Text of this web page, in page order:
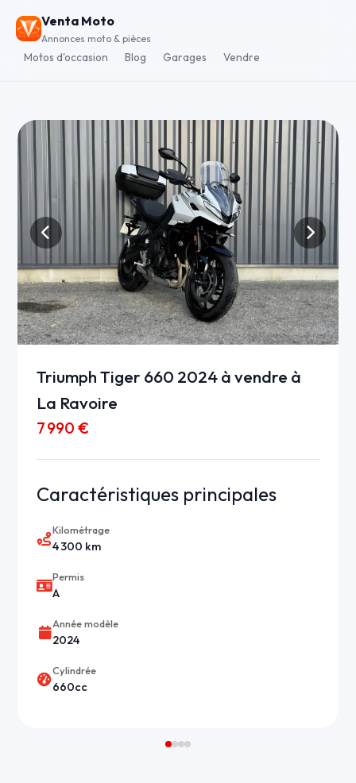
Venta Moto
Annonces moto & pièces
Motos d'occasion Blog Garages Vendre
Triumph Tiger 660 2024 à vendre à
La Ravoire
7 990 €
Caractéristiques principales
Kilométrage
4 300 km
Permis
A
Année modèle
2024
Cylindrée
660cc